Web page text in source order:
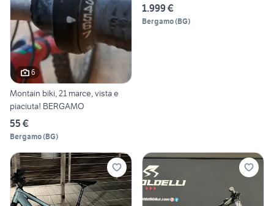
6
Montain biki, 21 marce, vista e
piaciuta! BERGAMO
55 €
Bergamo(BG)
1.999 €
Bergamo(BG)